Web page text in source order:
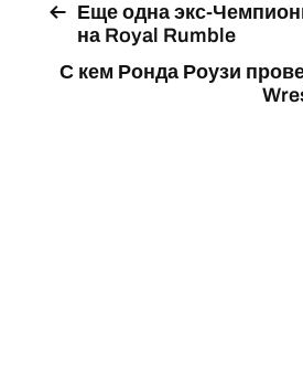
Еще одна экс-
на Royal Rumble
С кем Ронда Роузи